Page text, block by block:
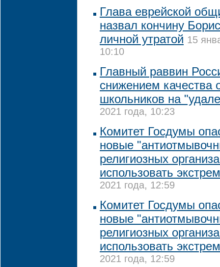
Глава еврейской
назвал кончину
личной утратой 15
10:10
Главный раввин
снижением качества
школьников на
2021 года, 10:23
Комитет Госдумы
новые
религиозных
использовать
2021 года, 12:59
Комитет Госдумы
новые
религиозных
использовать
2021 года, 12:59